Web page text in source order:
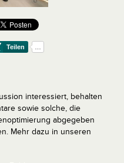
interessiert, behalten
sowie solche, die
abgegeben
Mehr dazu in unseren